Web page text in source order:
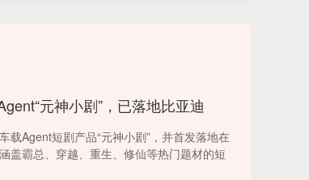
元神小剧”，已落地比亚迪
载Agent短剧产品“元神小剧”，并首发落地在
盖霸总、穿越、重生、修仙等热门题材的短